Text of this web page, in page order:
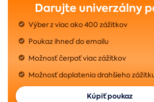
Darujte univerzálny
Výber z viac ako 400 zážitkov
Poukaz ihneď do emailu
Možnosť čerpať viac zážitkov
Možnosť doplatenia drahšieho
Kúpiť poukaz